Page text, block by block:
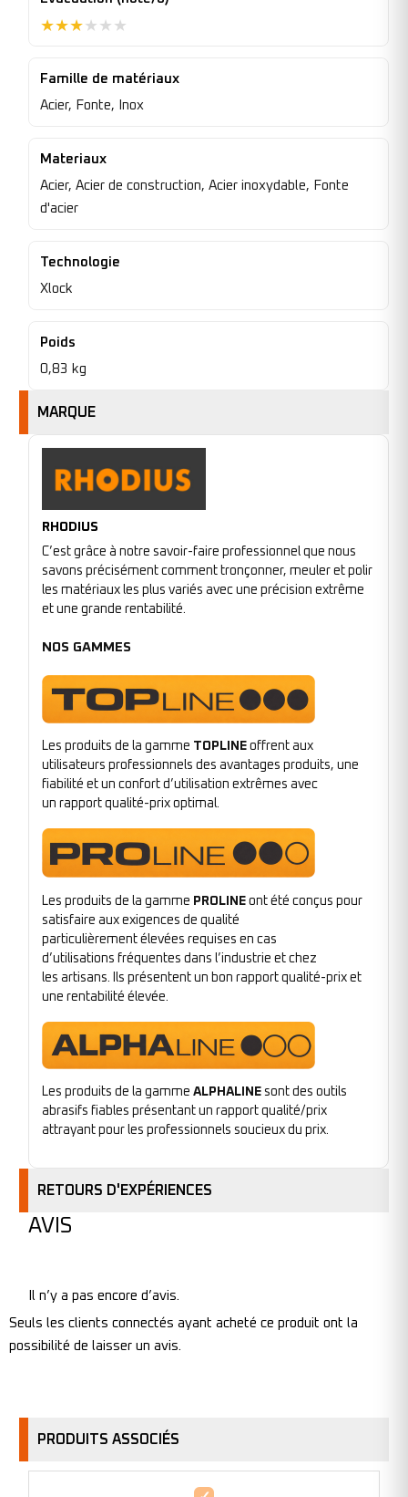
★★★★ ★ ★
Famille de matériaux
Acier, Fonte, Inox
Materiaux
Acier, Acier de construction, Acier inoxydable, Fonte
d'acier
Technologie
Xlock
Poids
0,83 kg
MARQUE
RHODIUS
C’est grâce à notre savoir-faire professionnel que nous
savons précisément comment tronçonner, meuler et polir
les matériaux les plus variés avec une précision extrême
et une grande rentabilité.
NOS GAMMES
Les produits de la gamme TOPLINE offrent aux
utilisateurs professionnels des avantages produits, une
fiabilité et un confort d’utilisation extrêmes avec
un rapport qualité-prix optimal.
Les produits de la gamme PROLINE ont été conçus pour
satisfaire aux exigences de qualité
particulièrement élevées requises en cas
d’utilisations fréquentes dans l’industrie et chez
les artisans. Ils présentent un bon rapport qualité-prix et
une rentabilité élevée.
Les produits de la gamme ALPHALINE sont des outils
abrasifs fiables présentant un rapport qualité/prix
attrayant pour les professionnels soucieux du prix.
RETOURS D'EXPÉRIENCES
AVIS
Il n’y a pas encore d’avis.
Seuls les clients connectés ayant acheté ce produit ont la
possibilité de laisser un avis.
PRODUITS ASSOCIÉS